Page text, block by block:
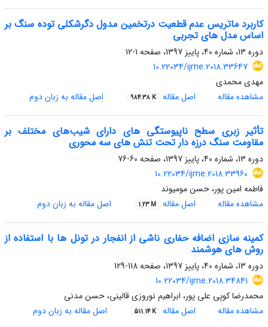
کاربرد ماتریس عدم قطعیت درتخمین مدول دگرشکلی توده سنگ بر
اساس مدل های تجربی
دوره 13، شماره 40، پاییز 1397، صفحه
1-12
10.22034/ijme.2018.33647
مهدی محمدی
مشاهده مقاله
اصل مقاله 984.38 K اصل مقاله به زبان دوم
تأثیر زبری سطح ناپیوستگی های دارای شیب‌های مختلف بر
مقاومت سنگ درزه دار تحت تنش های سه محوری
دوره 13، شماره 40، پاییز 1397، صفحه
60-76
10.22034/ijme.2018.33960
فاطمه امین پور، حسن مومیوند
مشاهده مقاله
اصل مقاله 1.23 M اصل مقاله به زبان دوم
کمینه سازی اضافه حفاری ناشی از انفجار در تونل ها با استفاده از
روش های هوشمند
دوره 13، شماره 40، پاییز 1397، صفحه
118-129
10.22034/ijme.2018.34841
محمدرضا کوپی علی پور، ابراهیم نوروزی قالینی، حسن مدنی
مشاهده مقاله
اصل مقاله 511.14 K اصل مقاله به زبان دوم